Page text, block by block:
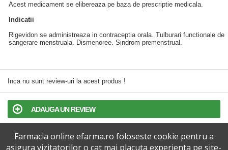
Acest medicament se elibereaza pe baza de prescriptie medicala.
Indicatii
Rigevidon se administreaza in contraceptia orala. Tulburari functionale de
sangerare menstruala. Dismenoree. Sindrom premenstrual.
Inca nu sunt review-uri la acest produs !
ADAUGA UN REVIEW
TERMENI SI CONDITII
Farmacia online efarma.ro foloseste cookie pentru a
asigura vizitatorilor o cat mai placuta experienta pe site-